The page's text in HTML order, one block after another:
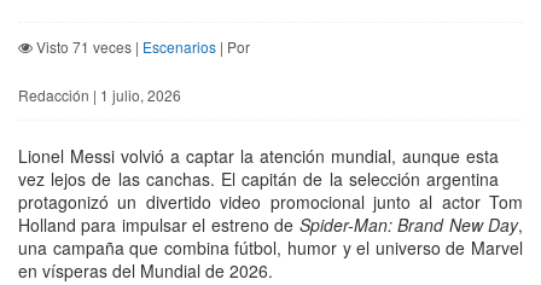
Visto 71 veces | Escenarios | Por
Redacción | 1 julio, 2026
Lionel Messi volvió a captar la atención mundial, aunque esta
vez lejos de las canchas. El capitán de la selección argentina
protagonizó un divertido video promocional junto al actor Tom
Holland para impulsar el estreno de Spider-Man: Brand New Day,
una campaña que combina fútbol, humor y el universo de Marvel
en vísperas del Mundial de 2026.